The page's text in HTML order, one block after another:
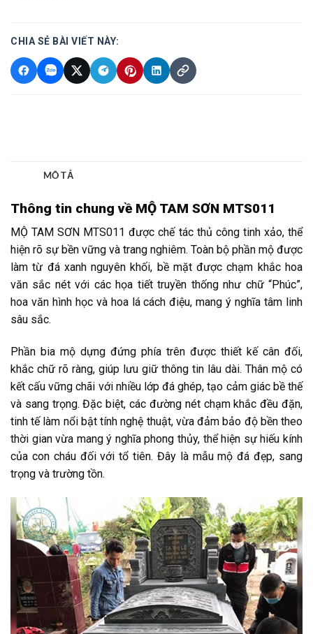
CHIA SẺ BÀI VIẾT NÀY:
Thông tin chung về MỘ TAM SƠN MTS011
MỘ TAM SƠN MTS011 được chế tác thủ công tinh xảo, thể
hiện rõ sự bền vững và trang nghiêm. Toàn bộ phần mộ được
làm từ đá xanh nguyên khối, bề mặt được chạm khắc hoa
văn sắc nét với các họa tiết truyền thống như chữ “Phúc”,
hoa văn hình học và hoa lá cách điệu, mang ý nghĩa tâm linh
sâu sắc.
Phần bia mộ dựng đứng phía trên được thiết kế cân đối,
khắc chữ rõ ràng, giúp lưu giữ thông tin lâu dài. Thân mộ có
kết cấu vững chãi với nhiều lớp đá ghép, tạo cảm giác bề thế
và sang trọng. Đặc biệt, các đường nét chạm khắc đều đặn,
tinh tế làm nổi bật tính nghệ thuật, vừa đảm bảo độ bền theo
thời gian vừa mang ý nghĩa phong thủy, thể hiện sự hiếu kính
của con cháu đối với tổ tiên. Đây là mẫu mộ đá đẹp, sang
trọng và trường tồn.